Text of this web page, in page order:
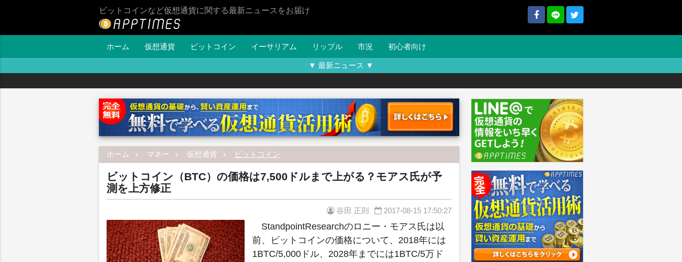
ビットコインなど仮想通貨に関する最新ニュースをお届け
ホーム 仮想通貨 ビットコイン イーサリアム リップル 市況 初心者向け
▼ 最新ニュース ▼
ホーム マネー 仮想通貨 ビットコイン
ビットコイン（BTC）の価格は7,500ドルまで上がる？モアス氏が予
測を上方修正
谷田 正則 2017-08-15 17:50:27
StandpointResearchのロニー・モアス氏は以
前、ビットコインの価格について、2018年には
1BTC/5,000ドル、2028年までには1BTC/5万ド